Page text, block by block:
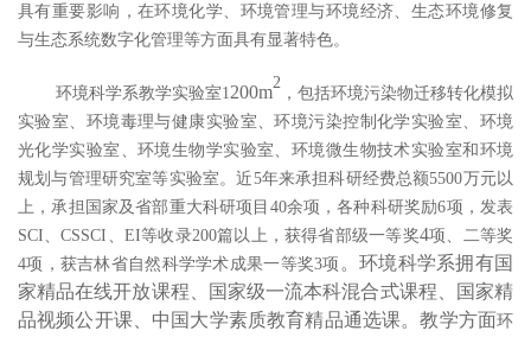
具有重要影响，在环境化学、环境管理与环境经济、生态环境修复
与生态系统数字化管理等方面具有显著特色。
环境科学系教学实验室1200m2
，包括环境污染物迁移转化模拟
实验室、环境毒理与健康实验室、环境污染控制化学实验室、环境
光化学实验室、环境生物学实验室、环境微生物技术实验室和环境
规划与管理研究室等实验室。近5年来承担科研经费总额5500万元以
上，承担国家及省部重大科研项目 40余项，各种科研奖励6项，发表
SCI、CSSCI 、 EI等收录200篇以上，获得省部级一等奖4项、二等奖
4项，获吉林省自然科学学术成果一等奖3项 。环境科学系拥有国
家精品在线开放课程、国家级一流本科混合式课程、国家精
品视频公开课、中国大学素质教育精品通选课。教学方面环